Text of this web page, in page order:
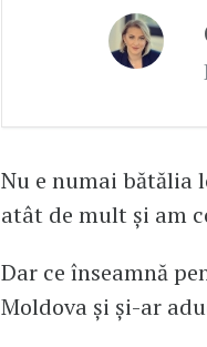
Nu e numai bătălia
atât de mult și am
Dar ce înseamnă
Moldova și și-ar